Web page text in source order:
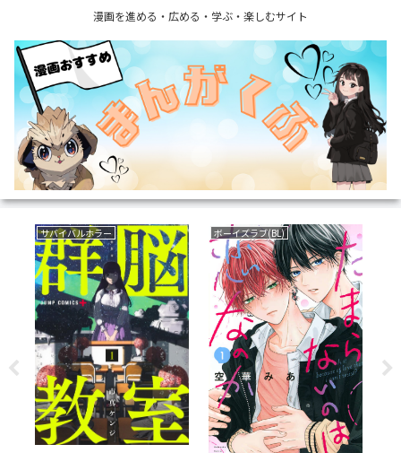
漫画を進める・広める・学ぶ・楽しむサイト
サバイバルホラー ボーイズラブ(BL)